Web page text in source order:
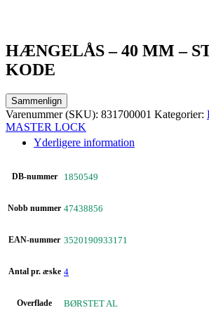
HÆNGELÅS – 40 MM –
KODE
Sammenlign
Varenummer (SKU): 831700001 Kategorier:
MASTER LOCK
Yderligere information
DB-nummer 1850549
Nobb nummer 47438856
EAN-nummer 3520190933171
Antal pr. æske 4
Overflade BØRSTET AL